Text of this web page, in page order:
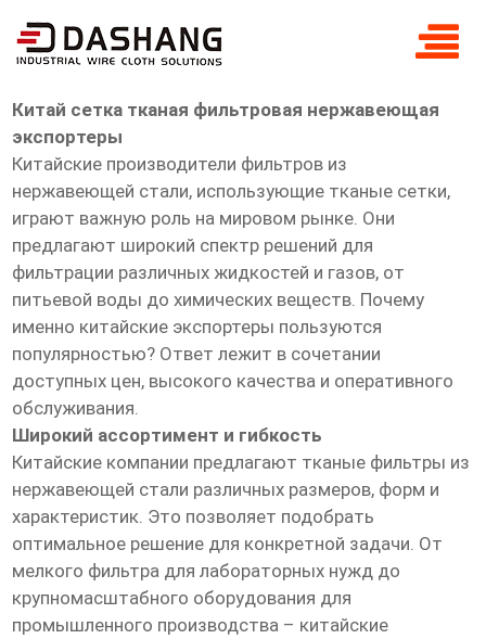
Китай сетка тканая фильтровая
нержавеющая экспортеры
Китай сетка тканая фильтровая нержавеющая
экспортеры
Китайские производители фильтров из
нержавеющей стали, использующие тканые сетки,
играют важную роль на мировом рынке. Они
предлагают широкий спектр решений для
фильтрации различных жидкостей и газов, от
питьевой воды до химических веществ. Почему
именно китайские экспортеры пользуются
популярностью? Ответ лежит в сочетании
доступных цен, высокого качества и оперативного
обслуживания.
Широкий ассортимент и гибкость
Китайские компании предлагают тканые фильтры из
нержавеющей стали различных размеров, форм и
характеристик. Это позволяет подобрать
оптимальное решение для конкретной задачи. От
мелкого фильтра для лабораторных нужд до
крупномасштабного оборудования для
промышленного производства – китайские